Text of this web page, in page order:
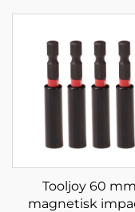
Tooljoy 60 mm
magnetisk